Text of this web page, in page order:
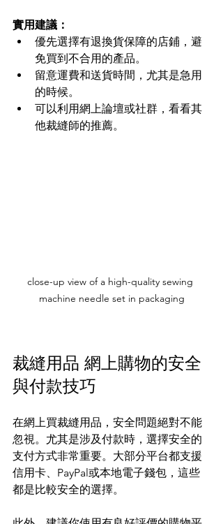
實用建議：
優先選擇有退換貨保障的店鋪，避
免買到不合用的產品。
留意運費和送貨時間，尤其是急用
的時候。
可以利用網上論壇或社群，看看其
他裁縫師的推薦。
close-up view of a high-quality sewing
machine needle set in packaging
裁縫用品 網上購物的安全
與付款技巧
在網上買裁縫用品，安全問題絕對不能
忽視。尤其是涉及付款時，選擇安全的
支付方式非常重要。大部分平台都支援
信用卡、PayPal或本地電子錢包，這些
都是比較安全的選擇。